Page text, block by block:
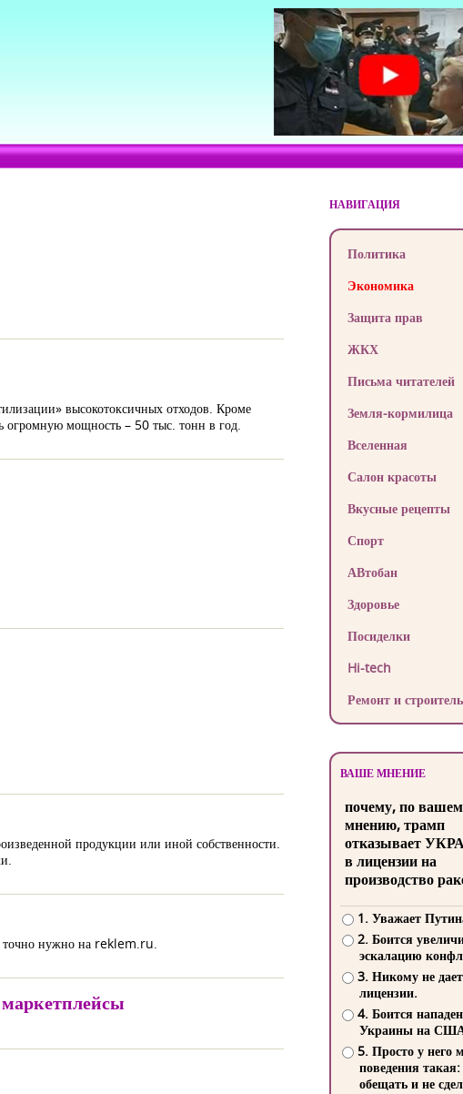
высокотоксичных отходов. Кроме
огромную мощность – 50 тыс. тонн в год.
продукции или иной собственности.
точно нужно на reklem.ru.
НАВИГАЦИЯ
Политика
Экономика
Защита прав
ЖКХ
Письма читателей
Земля-кормилица
Вселенная
Салон красоты
Вкусные рецепты
Спорт
АВтобан
Здоровье
Посиделки
Hi-tech
Ремонт и
ВАШЕ МНЕНИЕ
почему, по
мнению, трамп
отказывает
в лицензии на
производство
1. Уважает
2. Боится
эскалацию
3. Никому не
лицензии.
4. Боится
Украины на
5. Просто у него
поведения такая:
обещать и не